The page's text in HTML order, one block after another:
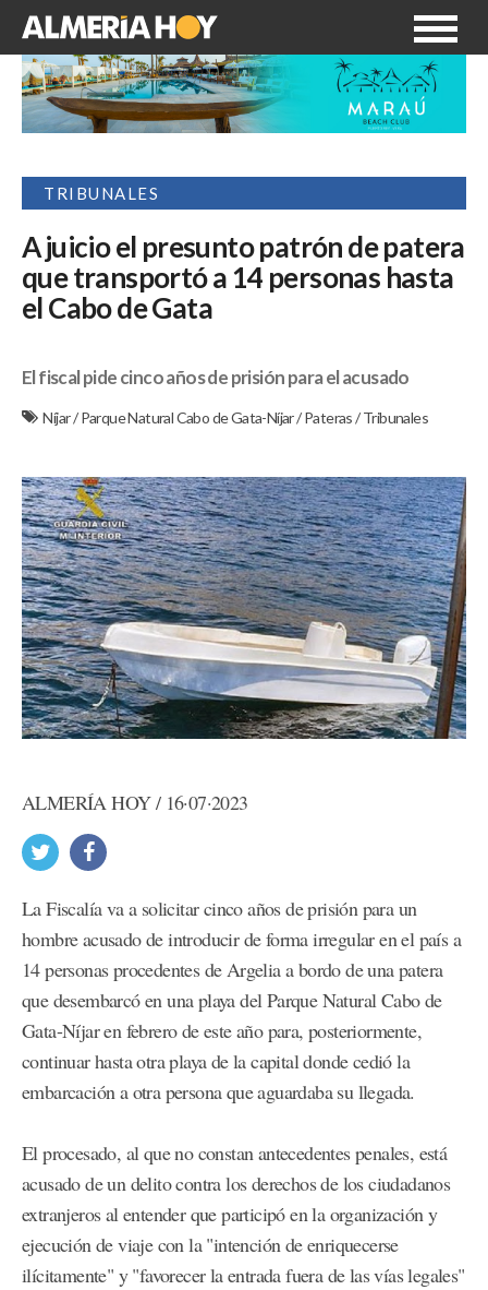
TRIBUNALES
A juicio el presunto patrón de patera
que transportó a 14 personas hasta
el Cabo de Gata
El fiscal pide cinco años de prisión para el acusado
Níjar/Parque Natural Cabo de Gata-Níjar/Pateras/Tribunales
ALMERÍA HOY / 16·07·2023
La Fiscalía va a solicitar cinco años de prisión para un
hombre acusado de introducir de forma irregular en el país a
14 personas procedentes de Argelia a bordo de una patera
que desembarcó en una playa del Parque Natural Cabo de
Gata-Níjar en febrero de este año para, posteriormente,
continuar hasta otra playa de la capital donde cedió la
embarcación a otra persona que aguardaba su llegada.
El procesado, al que no constan antecedentes penales, está
acusado de un delito contra los derechos de los ciudadanos
extranjeros al entender que participó en la organización y
ejecución de viaje con la "intención de enriquecerse
ilícitamente" y "favorecer la entrada fuera de las vías legales"